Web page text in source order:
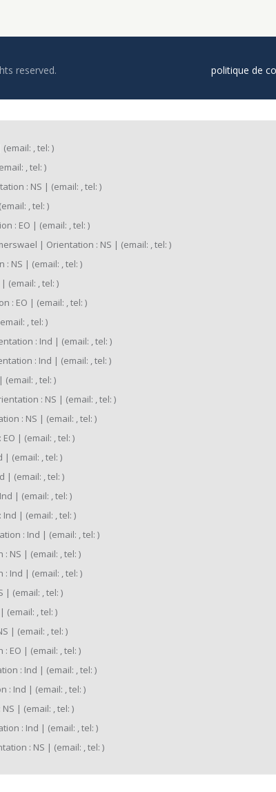
rights reserved. politique de
, tel: )
, tel: )
: NS | (email: , tel: )
, tel: )
: EO | (email: , tel: )
| Orientation : NS | (email: , tel: )
NS | (email: , tel: )
(email: , tel: )
: EO | (email: , tel: )
, tel: )
: Ind | (email: , tel: )
: Ind | (email: , tel: )
, tel: )
: NS | (email: , tel: )
: NS | (email: , tel: )
| (email: , tel: )
| (email: , tel: )
| (email: , tel: )
| (email: , tel: )
| (email: , tel: )
: Ind | (email: , tel: )
NS | (email: , tel: )
Ind | (email: , tel: )
| (email: , tel: )
(email: , tel: )
| (email: , tel: )
EO | (email: , tel: )
: Ind | (email: , tel: )
: Ind | (email: , tel: )
| (email: , tel: )
: Ind | (email: , tel: )
: NS | (email: , tel: )